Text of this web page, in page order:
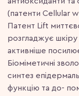
(патенти Сellular
Патент Lift
розгладжує шкіру
активніше
Біоміметичні
синтез
функцію та до-